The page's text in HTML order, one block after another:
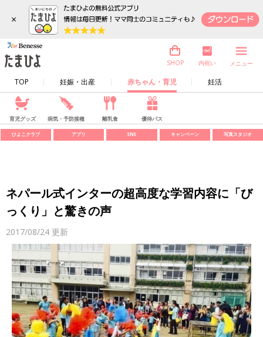
×
TOP 妊娠・出産 赤ちゃん・育児 妊活
SHOP 内祝い メニュー
育児グッズ 病気・予防接種 離乳食 優待パス
ひよこクラブ アプリ SNS キャンペーン 写真スタジオ
ネパール式インターの超高度な学習内容に「び
っくり」と驚きの声
2017/08/24 更新